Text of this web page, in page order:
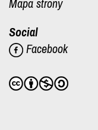
Social
Facebook